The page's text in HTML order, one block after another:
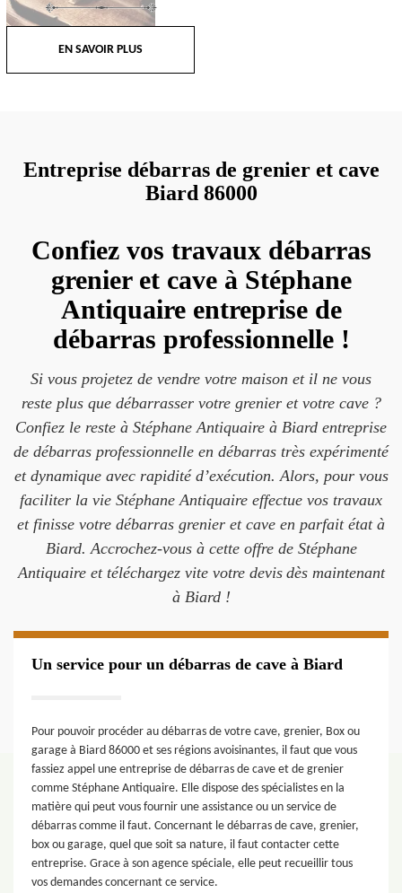
EN SAVOIR PLUS
Entreprise débarras de grenier et cave
Biard 86000
Confiez vos travaux débarras
grenier et cave à Stéphane
Antiquaire entreprise de
débarras professionnelle !
Si vous projetez de vendre votre maison et il ne vous
reste plus que débarrasser votre grenier et votre cave ?
Confiez le reste à Stéphane Antiquaire à Biard entreprise
de débarras professionnelle en débarras très expérimenté
et dynamique avec rapidité d’exécution. Alors, pour vous
faciliter la vie Stéphane Antiquaire effectue vos travaux
et finisse votre débarras grenier et cave en parfait état à
Biard. Accrochez-vous à cette offre de Stéphane
Antiquaire et téléchargez vite votre devis dès maintenant
à Biard !
Un service pour un débarras de cave à Biard
Pour pouvoir procéder au débarras de votre cave, grenier, Box ou
garage à Biard 86000 et ses régions avoisinantes, il faut que vous
fassiez appel une entreprise de débarras de cave et de grenier
comme Stéphane Antiquaire. Elle dispose des spécialistes en la
matière qui peut vous fournir une assistance ou un service de
débarras comme il faut. Concernant le débarras de cave, grenier,
box ou garage, quel que soit sa nature, il faut contacter cette
entreprise. Grace à son agence spéciale, elle peut recueillir tous
vos demandes concernant ce service.